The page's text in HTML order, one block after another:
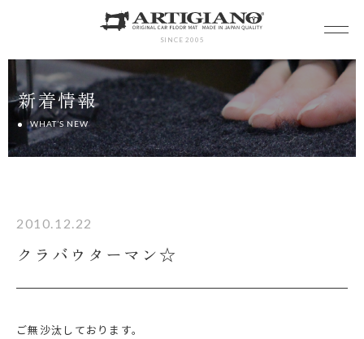
SINCE 2005
新着情報
WHAT’S NEW
2010.12.22
クラバウターマン☆
ご無沙汰しております。